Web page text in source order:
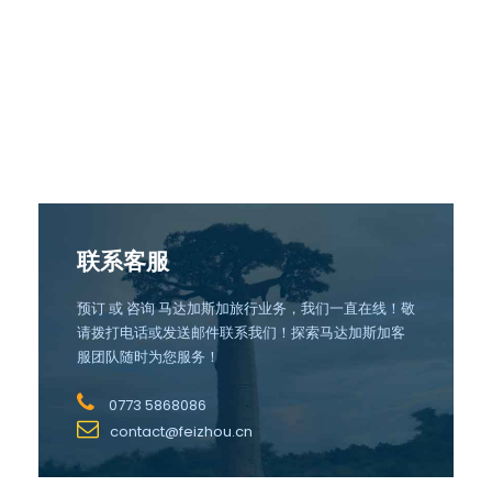
联系客服
预订 或 咨询 马达加斯加旅行业务，我们一直在线！敬
请拨打电话或发送邮件联系我们！探索马达加斯加客
服团队随时为您服务！
0773 5868086
contact@feizhou.cn